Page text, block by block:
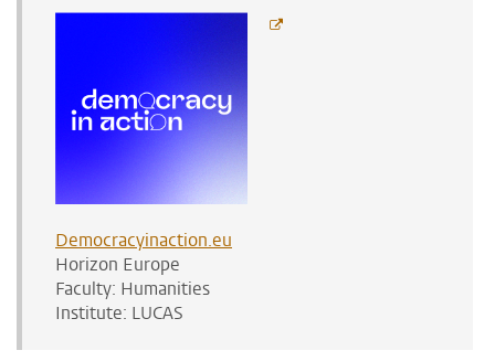
Democracyinaction.eu
Horizon Europe
Faculty: Humanities
Institute: LUCAS